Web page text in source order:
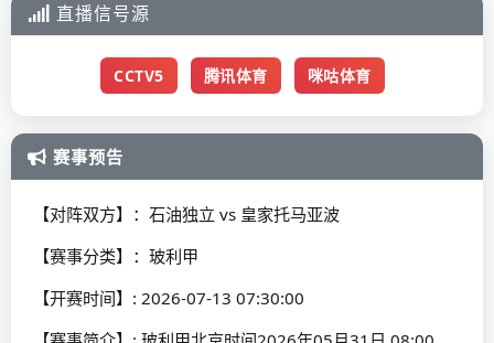
直播信号源
CCTV5 腾讯体育 咪咕体育
赛事预告
【对阵双方】：石油独立 vs 皇家托马亚波
【赛事分类】：玻利甲
【开赛时间】: 2026-07-13 07:30:00